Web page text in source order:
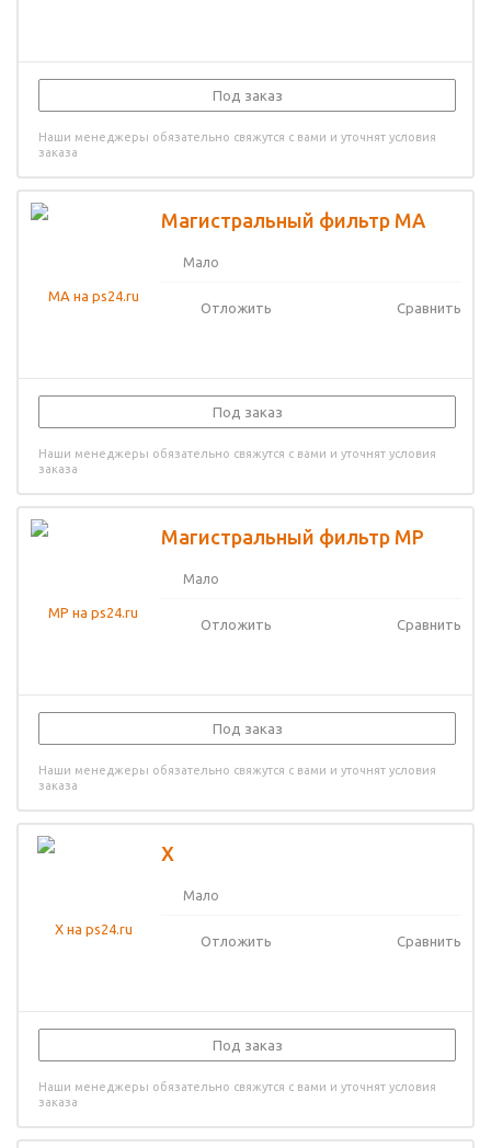
Под заказ
Наши менеджеры обязательно свяжутся с вами и уточнят условия
заказа
Магистральный фильтр MA
Мало
Отложить Сравнить
Под заказ
Наши менеджеры обязательно свяжутся с вами и уточнят условия
заказа
Магистральный фильтр MP
Мало
Отложить Сравнить
Под заказ
Наши менеджеры обязательно свяжутся с вами и уточнят условия
заказа
X
Мало
Отложить Сравнить
Под заказ
Наши менеджеры обязательно свяжутся с вами и уточнят условия
заказа